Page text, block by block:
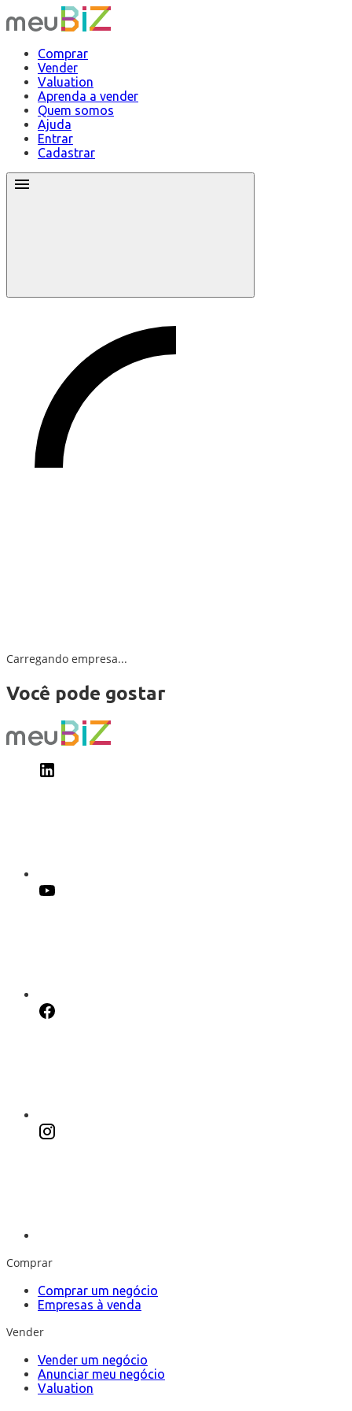
Comprar
Vender
Valuation
Aprenda a vender
Quem somos
Ajuda
Entrar
Cadastrar
Carregando empresa...
Você pode gostar
Comprar
Comprar um negócio
Empresas à venda
Vender
Vender um negócio
Anunciar meu negócio
Valuation